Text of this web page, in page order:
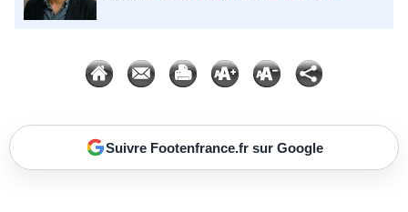
Suivre Footenfrance.fr sur Google